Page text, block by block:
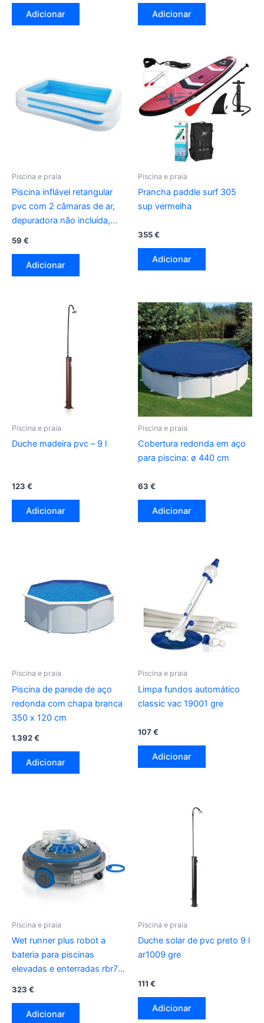
Adicionar Adicionar
Piscina e praia
Piscina inflável retangular
pvc com 2 câmaras de ar,
depuradora não incluída,
59 €
Adicionar
Piscina e praia
Prancha paddle surf 305
sup vermelha
355€
Adicionar
Piscina e praia
Duche madeira pvc – 9 l
123 €
Adicionar
Piscina e praia
Cobertura redonda em aço
para piscina: ø 440 cm
63 €
Adicionar
Piscina e praia
Piscina de parede de aço
redonda com chapa branca
350 x 120 cm
1.392€
Adicionar
Piscina e praia
Limpa fundos automático
classic vac 19001 gre
107€
Adicionar
Piscina e praia
Wet runner plus robot a
bateria para piscinas
elevadas e enterradas rbr75
323 €
Adicionar
Piscina e praia
Duche solar de pvc preto 9 l
ar1009 gre
111 €
Adicionar